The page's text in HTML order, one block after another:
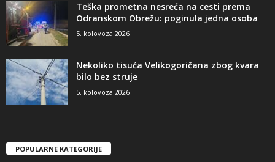
Teška prometna nesreća na cesti prema
Odranskom Obrežu: poginula jedna osoba
5. kolovoza 2026
Nekoliko tisuća Velikogoričana zbog kvara
bilo bez struje
5. kolovoza 2026
POPULARNE KATEGORIJE